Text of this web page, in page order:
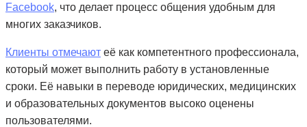
Facebook, что делает процесс общения удобным для
многих заказчиков.
Клиенты отмечают её как компетентного профессионала,
который может выполнить работу в установленные
сроки. Её навыки в переводе юридических, медицинских
и образовательных документов высоко оценены
пользователями.